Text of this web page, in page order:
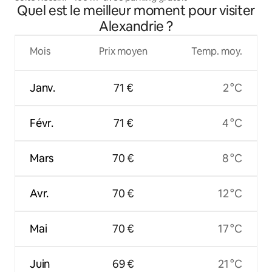
Quel est le meilleur moment pour visiter
Alexandrie ?
Mois
Janv.
Févr.
Mars
Avr.
Mai
Juin
Prix moyen
71 €
71 €
70 €
70 €
70 €
69 €
Temp. moy.
2 °C
4 °C
8 °C
12 °C
17 °C
21 °C